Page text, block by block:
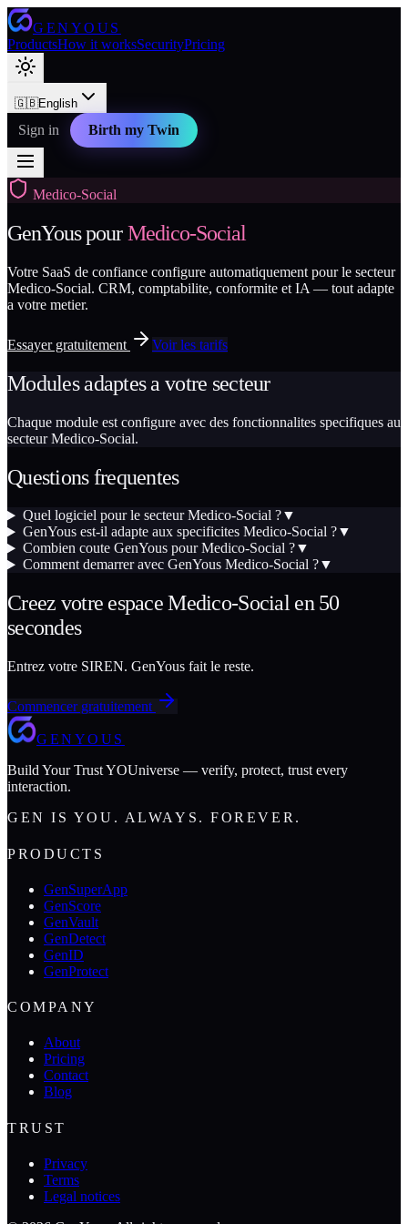
GENYOUS
ProductsHow it worksSecurityPricing
🇬🇧English
Sign in Birth my Twin
Medico-Social
GenYous pourMedico-Social
Votre SaaS de confiance configure automatiquement pour le secteur
Medico-Social. CRM, comptabilite, conformite et IA — tout adapte
a votre metier.
Essayer gratuitement Voir les tarifs
Modules adaptes a votre secteur
Chaque module est configure avec des fonctionnalites specifiques au
secteur Medico-Social.
Questions frequentes
Quel logiciel pour le secteur Medico-Social ?▼
GenYous est-il adapte aux specificites Medico-Social ?▼
Combien coute GenYous pour Medico-Social ?▼
Comment demarrer avec GenYous Medico-Social ?▼
Creez votre espace Medico-Social en 50
secondes
Entrez votre SIREN. GenYous fait le reste.
Commencer gratuitement
GENYOUS
Build Your Trust YOUniverse — verify, protect, trust every
interaction.
GEN IS YOU. ALWAYS. FOREVER.
PRODUCTS
GenSuperApp
GenScore
GenVault
GenDetect
GenID
GenProtect
COMPANY
About
Pricing
Contact
Blog
TRUST
Privacy
Terms
Legal notices